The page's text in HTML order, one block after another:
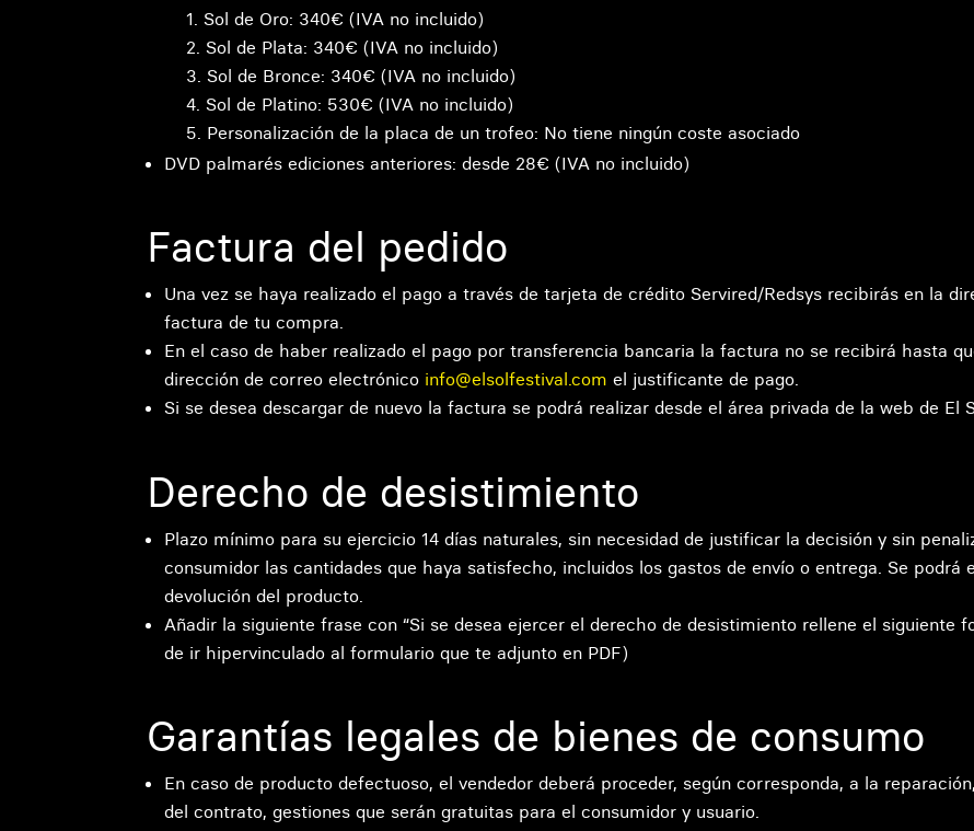
Sol de Oro: 340€ (IVA no incluido)
Sol de Plata: 340€ (IVA no incluido)
Sol de Bronce: 340€ (IVA no incluido)
Sol de Platino: 530€ (IVA no incluido)
Personalización de la placa de un trofeo: No tiene ningún coste asociado
DVD palmarés ediciones anteriores: desde 28€ (IVA no incluido)
Factura del pedido
Una vez se haya realizado el pago a través de tarjeta de crédito Servired/Redsys recibirás en la
factura de tu compra.
En el caso de haber realizado el pago por transferencia bancaria la factura no se recibirá hasta
dirección de correo electrónico info@elsolfestival.com el justificante de pago.
Si se desea descargar de nuevo la factura se podrá realizar desde el área privada de la web de El
Derecho de desistimiento
Plazo mínimo para su ejercicio 14 días naturales, sin necesidad de justificar la decisión y sin
consumidor las cantidades que haya satisfecho, incluidos los gastos de envío o entrega. Se podrá
devolución del producto.
Añadir la siguiente frase con “Si se desea ejercer el derecho de desistimiento rellene el siguiente
de ir hipervinculado al formulario que te adjunto en PDF)
Garantías legales de bienes de consumo
En caso de producto defectuoso, el vendedor deberá proceder, según corresponda, a la
del contrato, gestiones que serán gratuitas para el consumidor y usuario.